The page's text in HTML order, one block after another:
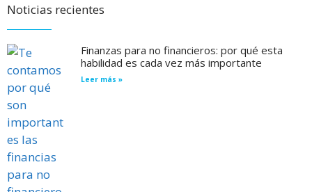
Noticias recientes
Finanzas para no financieros: por qué esta
habilidad es cada vez más importante
Leer más »